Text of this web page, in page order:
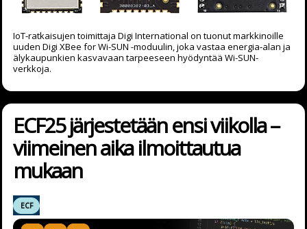
IoT-ratkaisujen toimittaja Digi International on tuonut markkinoille
uuden Digi XBee for Wi-SUN -moduulin, joka vastaa energia-alan ja
älykaupunkien kasvavaan tarpeeseen hyödyntää Wi-SUN-
verkkoja.
ECF25 järjestetään ensi viikolla –
viimeinen aika ilmoittautua
mukaan
ECF